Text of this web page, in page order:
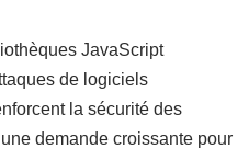
JavaScript
de logiciels
la sécurité des
demande croissante pour